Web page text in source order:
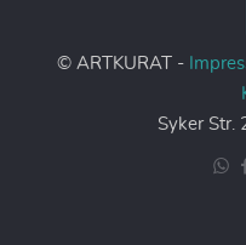
© ARTKURAT -
Syker Str.